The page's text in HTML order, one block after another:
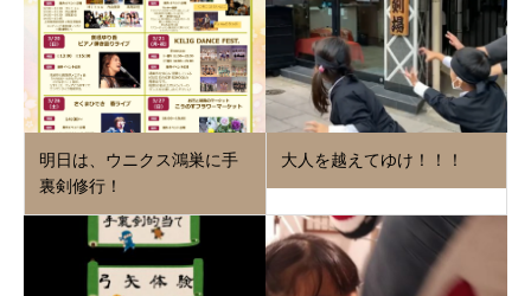
明日は、ウニクス鴻巣に手
裏剣修行！
大人を越えてゆけ！！！